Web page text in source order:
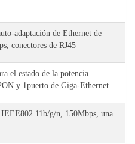
adaptación de Ethernet de
conectores de RJ45
el estado de la potencia
y 1puerto de Giga-Ethernet .
g/n, 150Mbps, una